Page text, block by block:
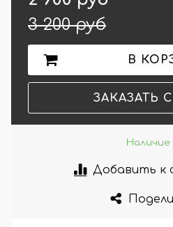
3 200 руб
В
ЗАКАЗАТЬ
Наличие
Добавить к